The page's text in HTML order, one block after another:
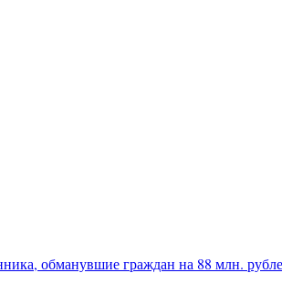
обманувшие граждан на 88 млн.